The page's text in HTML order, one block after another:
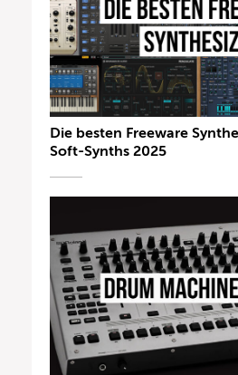
Die besten Freeware
Soft-Synths 2025